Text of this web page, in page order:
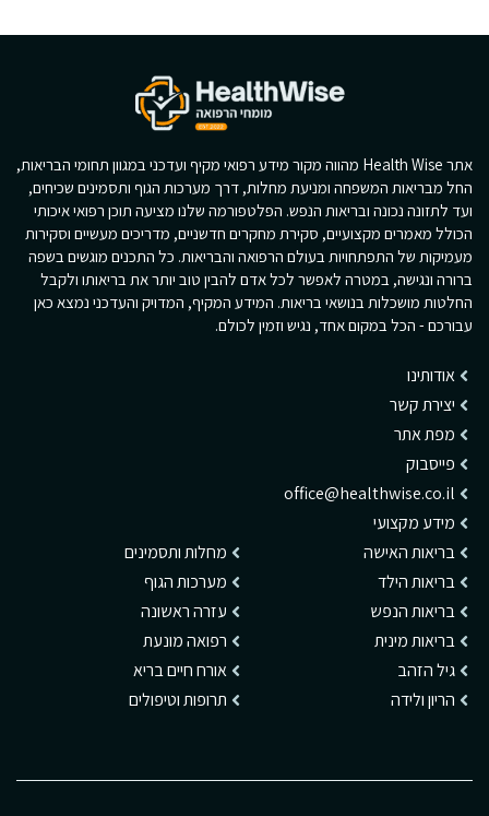
אתר Health Wise מהווה מקור מידע רפואי מקיף ועדכני במגוון תחומי הבריאות,
החל מבריאות המשפחה ומניעת מחלות, דרך מערכות הגוף ותסמינים שכיחים,
ועד לתזונה נכונה ובריאות הנפש. הפלטפורמה שלנו מציעה תוכן רפואי איכותי
הכולל מאמרים מקצועיים, סקירת מחקרים חדשניים, מדריכים מעשיים וסקירות
מעמיקות של התפתחויות בעולם הרפואה והבריאות. כל התכנים מוגשים בשפה
ברורה ונגישה, במטרה לאפשר לכל אדם להבין טוב יותר את בריאותו ולקבל
החלטות מושכלות בנושאי בריאות. המידע המקיף, המדויק והעדכני נמצא כאן
עבורכם - הכל במקום אחד, נגיש וזמין לכולם.
אודותינו
יצירת קשר
מפת אתר
פייסבוק
office@healthwise.co.il
מידע מקצועי
בריאות האישה
בריאות הילד
בריאות הנפש
בריאות מינית
גיל הזהב
הריון ולידה
מחלות ותסמינים
מערכות הגוף
עזרה ראשונה
רפואה מונעת
אורח חיים בריא
תרופות וטיפולים